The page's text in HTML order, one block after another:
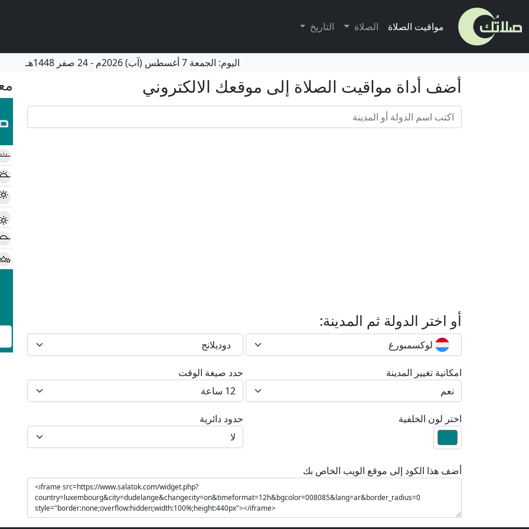
مواقيت الصلاة الصلاة التاريخ
اليوم: الجمعة 7 أغسطس (آب) 2026م -24 صفر 1448هـ
أضف أداة مواقيت الصلاة إلى موقعك الالكتروني
أو اختر الدولة ثم المدينة:
لوكسمبورغ دوديلانج
امكانية تغيير المدينة حدد صيغة الوقت
اختر لون الخلفية حدود دائرية
أضف هذا الكود إلى موقع الويب الخاص بك